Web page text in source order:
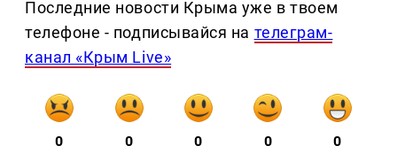
Последние новости Крыма уже в твоем
телефоне - подписывайся на телеграм-
канал «Крым Live»
0 0 0 0 0